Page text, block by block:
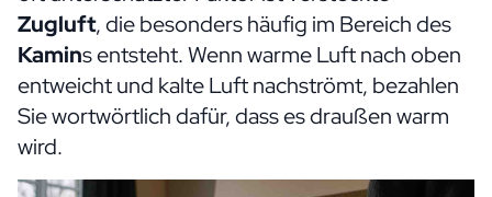
Zugluft, die besonders häufig im Bereich des
Kamins entsteht. Wenn warme Luft nach oben
entweicht und kalte Luft nachströmt, bezahlen
Sie wortwörtlich dafür, dass es draußen warm
wird.